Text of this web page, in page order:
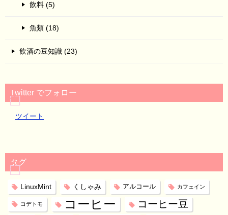
飲料 (5)
魚類 (18)
飲酒の豆知識 (23)
Twitter でフォロー
ツイート
タグ
LinuxMint くしゃみ アルコール カフェイン
コデトモ コーヒー コーヒー豆